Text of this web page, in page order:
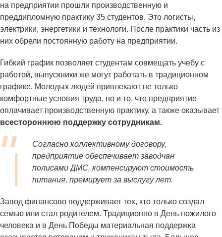
на предприятии прошли производственную и
преддипломную практику 35 студентов. Это логисты,
электрики, энергетики и технологи. После практики часть из
них обрели постоянную работу на предприятии.
Гибкий график позволяет студентам совмещать учебу с
работой, выпускники же могут работать в традиционном
графике. Молодых людей привлекают не только
комфортные условия труда, но и то, что предприятие
оплачивает производственную практику, а также оказывает
всестороннюю поддержку сотрудникам.
Согласно коллективному договору,
предприятие обеспечивает заводчан
полисами ДМС, компенсируют стоимость
питания, премирует за выслугу лет.
Завод финансово поддерживает тех, кто только создал
семью или стал родителем. Традиционно в День пожилого
человека и в День Победы материальная поддержка